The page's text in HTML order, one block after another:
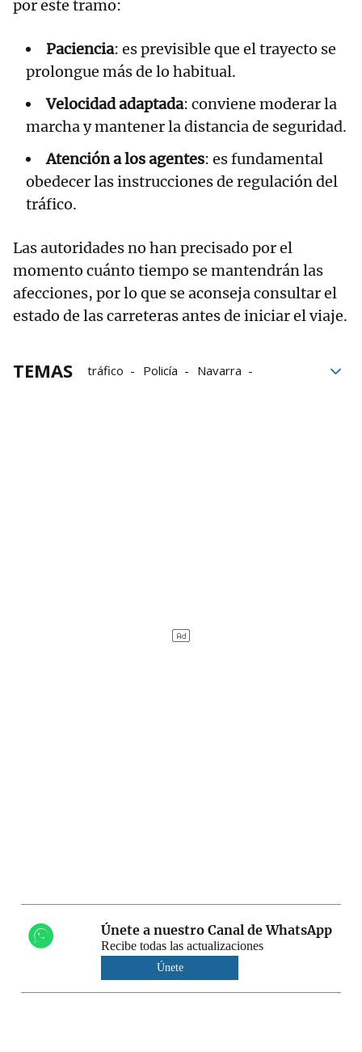
por este tramo:
Paciencia: es previsible que el trayecto se
prolongue más de lo habitual.
Velocidad adaptada: conviene moderar la
marcha y mantener la distancia de seguridad.
Atención a los agentes: es fundamental
obedecer las instrucciones de regulación del
tráfico.
Las autoridades no han precisado por el
momento cuánto tiempo se mantendrán las
afecciones, por lo que se aconseja consultar el
estado de las carreteras antes de iniciar el viaje.
TEMAS tráfico Policía
Navarra
Únete a nuestro Canal de WhatsApp
Recibe todas las actualizaciones
Únete